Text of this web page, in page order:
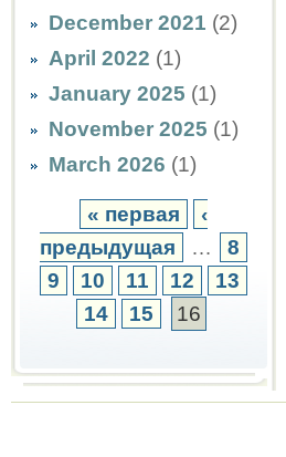
December 2021 (2)
April 2022 (1)
January 2025 (1)
November 2025 (1)
March 2026 (1)
« первая
‹
предыдущая
…
8
9
10 11 12
13
14
15 16